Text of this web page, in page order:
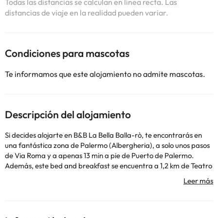
Todas las distancias se calculan en línea recta. Las
distancias de viaje en la realidad pueden variar.
Condiciones para mascotas
Te informamos que este alojamiento no admite mascotas.
Descripción del alojamiento
Si decides alojarte en B&B La Bella Balla-rò, te encontrarás en
una fantástica zona de Palermo (Albergheria), a solo unos pasos
de Via Roma y a apenas 13 min a pie de Puerto de Palermo.
Además, este bed and breakfast se encuentra a 1,2 km de Teatro
Massimo y a 0,3 km de Mercado Ballarò. Aprovecha los prácticos
servicios que se te ofrecen, como conexión a Internet wifi gratis o